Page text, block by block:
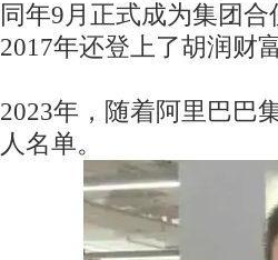
同年9月正式成为集团
2017年还登上了胡润财
2023年，随着阿里巴巴
人名单。